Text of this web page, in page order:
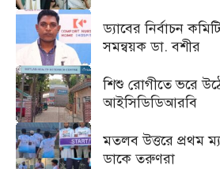
ড্যাবের নির্বাচন
সমন্বয়ক ডা. বশীর
শিশু রোগীতে ভরে
আইসিডিডিআরবি
মতলব উত্তরে প্রথম
ডাকে তরুণরা